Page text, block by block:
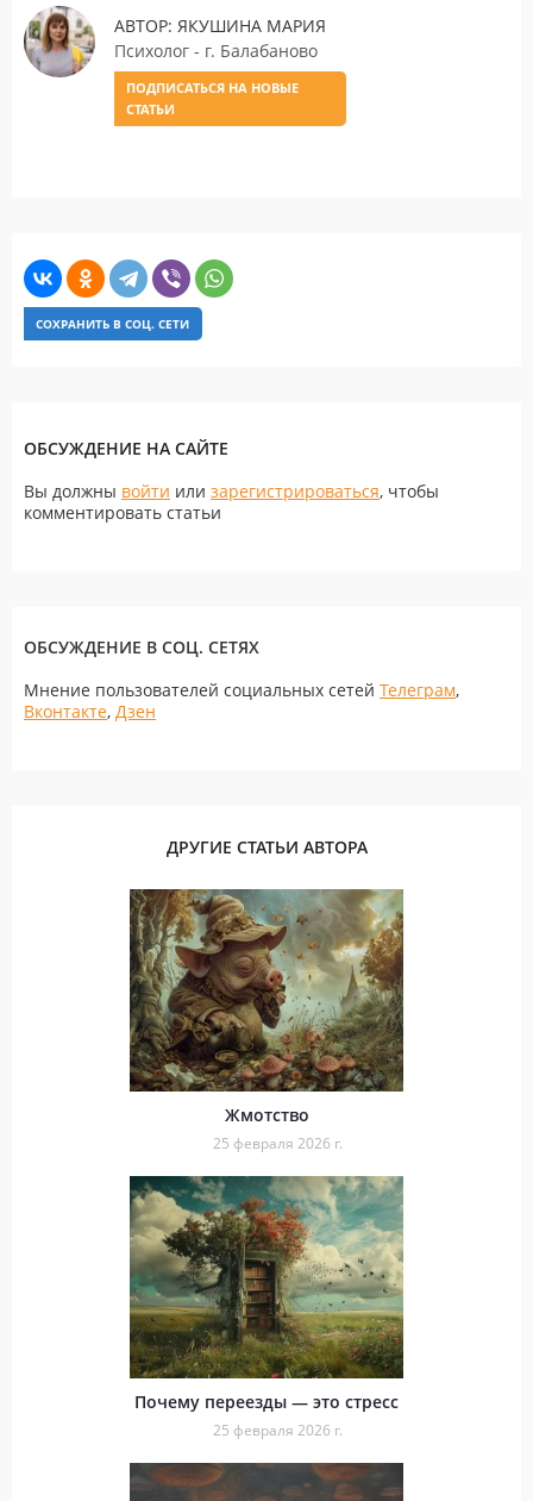
АВТОР: ЯКУШИНА МАРИЯ
Психолог - г. Балабаново
ПОДПИСАТЬСЯ НА НОВЫЕ
СТАТЬИ
СОХРАНИТЬ В СОЦ. СЕТИ
ОБСУЖДЕНИЕ НА САЙТЕ
Вы должны войти или зарегистрироваться, чтобы
комментировать статьи
ОБСУЖДЕНИЕ В СОЦ. СЕТЯХ
Мнение пользователей социальных сетей Телеграм,
Вконтакте, Дзен
ДРУГИЕ СТАТЬИ АВТОРА
Жмотство
25 февраля 2026 г.
Почему переезды — это стресс
25 февраля 2026 г.